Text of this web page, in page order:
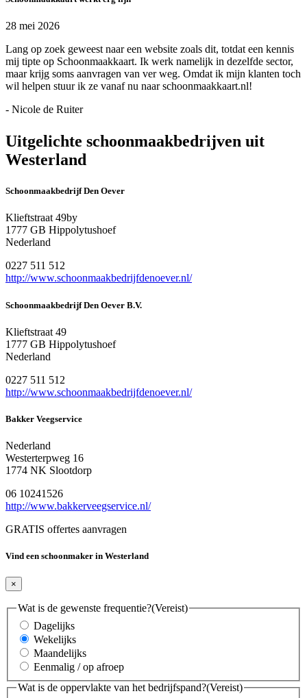
28 mei 2026
Lang op zoek geweest naar een website zoals dit, totdat een kennis
mij tipte op Schoonmaakkaart. Ik werk namelijk in dezelfde sector,
maar krijg soms aanvragen van ver weg. Omdat ik mijn klanten toch
wil helpen stuur ik ze vanaf nu naar schoonmaakkaart.nl!
- Nicole de Ruiter
Uitgelichte schoonmaakbedrijven uit
Westerland
Schoonmaakbedrijf Den Oever
Klieftstraat 49by
1777 GB Hippolytushoef
Nederland
0227 511 512
http://www.schoonmaakbedrijfdenoever.nl/
Schoonmaakbedrijf Den Oever B.V.
Klieftstraat 49
1777 GB Hippolytushoef
Nederland
0227 511 512
http://www.schoonmaakbedrijfdenoever.nl/
Bakker Veegservice
Nederland
Westerterpweg 16
1774 NK Slootdorp
06 10241526
http://www.bakkerveegservice.nl/
GRATIS offertes aanvragen
Vind een schoonmaker in Westerland
×
Wat is de gewenste frequentie?(Vereist)
Dagelijks
Wekelijks
Maandelijks
Eenmalig / op afroep
Wat is de oppervlakte van het bedrijfspand?(Vereist)